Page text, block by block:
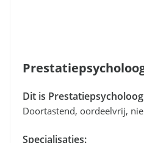
Dit is
Doortastend, oordeelvrij,
Specialisaties: